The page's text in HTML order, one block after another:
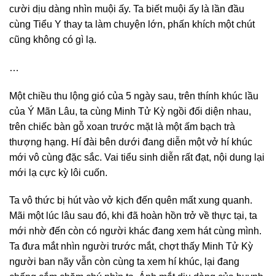
cười dịu dàng nhìn muội ấy. Ta biết muội ấy là lần đầu
cùng Tiểu Y thay ta làm chuyện lớn, phấn khích một chút
cũng không có gì lạ.
…
Một chiều thu lộng gió của 5 ngày sau, trên thính khúc lầu
của Ý Mãn Lâu, ta cùng Minh Tử Kỳ ngồi đối diện nhau,
trên chiếc bàn gỗ xoan trước mặt là một ấm bạch trà
thượng hạng. Hí đài bên dưới đang diễn một vở hí khúc
mới vô cùng đặc sắc. Vai tiểu sinh diễn rất đạt, nội dung lại
mới lạ cực kỳ lôi cuốn.
Ta vô thức bị hút vào vở kịch đến quên mất xung quanh.
Mãi một lúc lâu sau đó, khi đã hoàn hồn trở về thực tại, ta
mới nhờ đến còn có người khác đang xem hát cùng mình.
Ta đưa mắt nhìn người trước mắt, chợt thấy Minh Tử Kỳ
người ban nãy vẫn còn cùng ta xem hí khúc, lại đang